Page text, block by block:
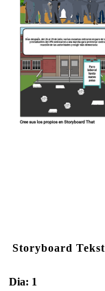
Storyboard Tekst
Dia: 1